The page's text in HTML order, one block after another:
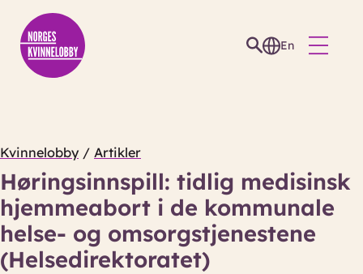
En
Kvinnelobby/ Artikler
Høringsinnspill: tidlig medisinsk
hjemmeabort i de kommunale
helse- og omsorgstjenestene
(Helsedirektoratet)